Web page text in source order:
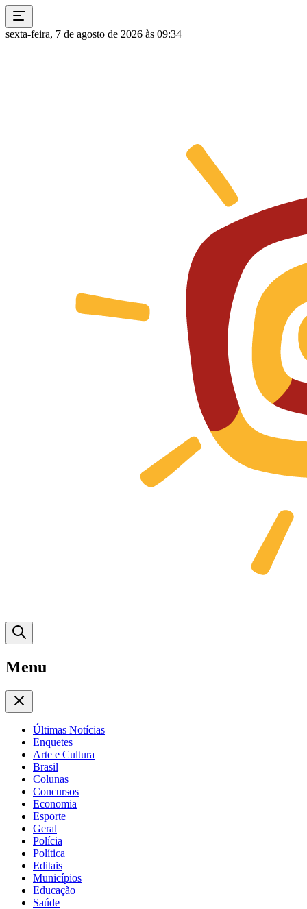
sexta-feira, 7 de agosto de 2026 às 09:34
Menu
Últimas Notícias
Enquetes
Arte e Cultura
Brasil
Colunas
Concursos
Economia
Esporte
Geral
Polícia
Política
Editais
Municípios
Educação
Saúde